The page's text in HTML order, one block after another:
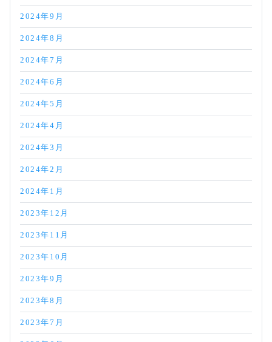
2024年9月
2024年8月
2024年7月
2024年6月
2024年5月
2024年4月
2024年3月
2024年2月
2024年1月
2023年12月
2023年11月
2023年10月
2023年9月
2023年8月
2023年7月